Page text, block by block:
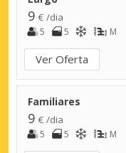
9 € /dia
Familiares
9 € /dia
5 5 M
Ver Oferta
5 5 M